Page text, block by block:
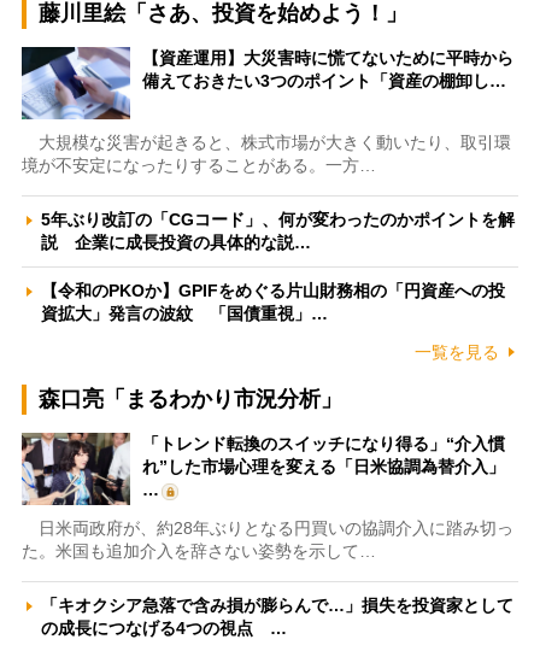
藤川里絵「さあ、投資を始めよう！」
【資産運用】大災害時に慌てないために平時から
備えておきたい3つのポイント「資産の棚卸し…
大規模な災害が起きると、株式市場が大きく動いたり、取引環
境が不安定になったりすることがある。一方…
5年ぶり改訂の「CGコード」、何が変わったのかポイントを解
説 企業に成長投資の具体的な説…
【令和のPKOか】GPIFをめぐる片山財務相の「円資産への投
資拡大」発言の波紋 「国債重視」…
一覧を見る
森口亮「まるわかり市況分析」
「トレンド転換のスイッチになり得る」“介入慣
れ”した市場心理を変える「日米協調為替介入」
…
日米両政府が、約28年ぶりとなる円買いの協調介入に踏み切っ
た。米国も追加介入を辞さない姿勢を示して…
「キオクシア急落で含み損が膨らんで…」損失を投資家として
の成長につなげる4つの視点 …